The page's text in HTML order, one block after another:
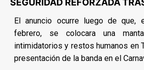
El anuncio ocurre luego de que,
febrero, se colocara una
intimidatorios y restos humanos en
presentación de la banda en el